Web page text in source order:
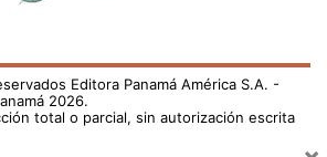
Editora Panamá América S.A. -
2026.
total o parcial, sin autorización escrita